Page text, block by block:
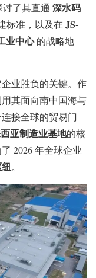
讨了其直通 深水码
标准，以及在 JS-
业中心的战略地
业胜负的关键。作
其面向南中国海与
接全球的贸易门
亚制造业基地的核
2026 年全球企业
。